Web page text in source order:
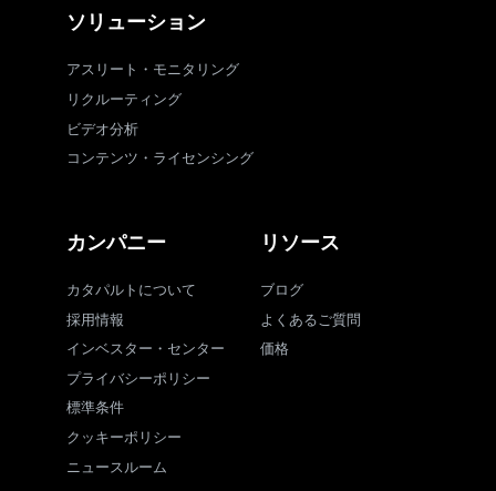
ソリューション
アスリート・モニタリング
リクルーティング
ビデオ分析
コンテンツ・ライセンシング
カンパニー
カタパルトについて
採用情報
インベスター・センター
プライバシーポリシー
標準条件
クッキーポリシー
ニュースルーム
リソース
ブログ
よくあるご質問
価格